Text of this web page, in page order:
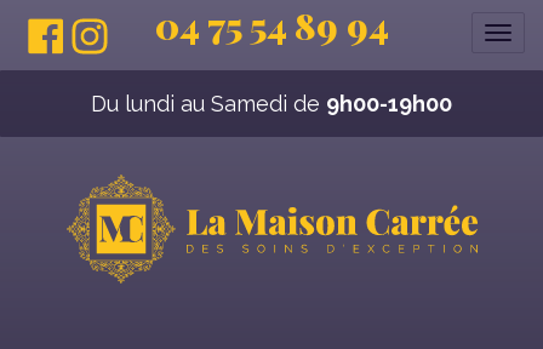
la
04 75 54 89 94
Du lundi au Samedi de 9h00-19h00